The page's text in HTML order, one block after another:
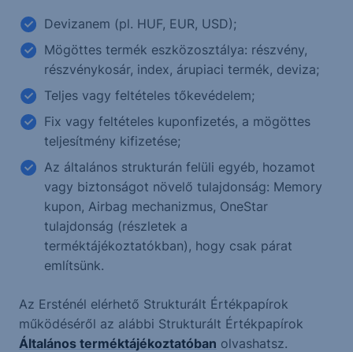
Devizanem (pl. HUF, EUR, USD);
Mögöttes termék eszközosztálya: részvény,
részvénykosár, index, árupiaci termék, deviza;
Teljes vagy feltételes tőkevédelem;
Fix vagy feltételes kuponfizetés, a mögöttes
teljesítmény kifizetése;
Az általános strukturán felüli egyéb, hozamot
vagy biztonságot növelő tulajdonság: Memory
kupon, Airbag mechanizmus, OneStar
tulajdonság (részletek a
terméktájékoztatókban), hogy csak párat
említsünk.
Az Ersténél elérhető Strukturált Értékpapírok
működéséről az alábbi Strukturált Értékpapírok
Általános terméktájékoztatóban olvashatsz.